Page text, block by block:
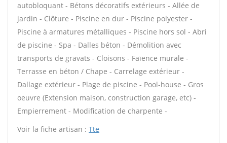
autobloquant - Bétons décoratifs extérieurs - Allée de
jardin - Clôture - Piscine en dur - Piscine polyester -
Piscine à armatures métalliques - Piscine hors sol - Abri
de piscine - Spa - Dalles béton - Démolition avec
transports de gravats - Cloisons - Faïence murale -
Terrasse en béton / Chape - Carrelage extérieur -
Dallage extérieur - Plage de piscine - Pool-house - Gros
oeuvre (Extension maison, construction garage, etc) -
Empierrement - Modification de charpente -
Voir la fiche artisan : Tte